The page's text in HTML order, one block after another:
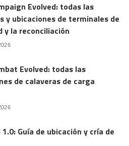
Evolved: todas las
y ubicaciones de terminales de
y la reconciliación
Evolved: todas las
de calaveras de carga
Guía de ubicación y cría de